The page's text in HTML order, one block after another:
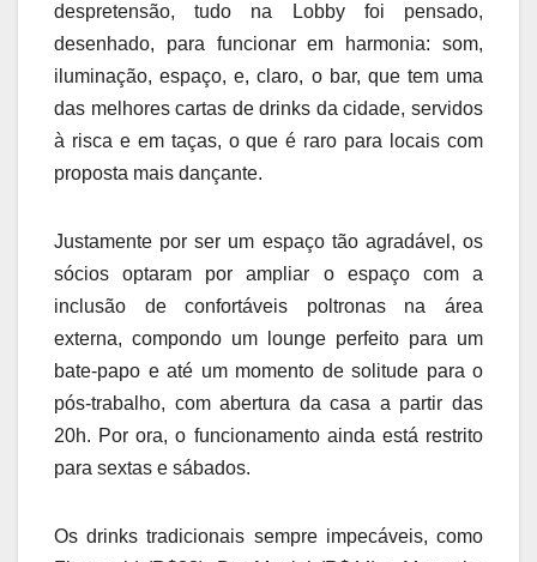
despretensão, tudo na Lobby foi pensado,
desenhado, para funcionar em harmonia: som,
iluminação, espaço, e, claro, o bar, que tem uma
das melhores cartas de drinks da cidade, servidos
à risca e em taças, o que é raro para locais com
proposta mais dançante.
Justamente por ser um espaço tão agradável, os
sócios optaram por ampliar o espaço com a
inclusão de confortáveis poltronas na área
externa, compondo um lounge perfeito para um
bate-papo e até um momento de solitude para o
pós-trabalho, com abertura da casa a partir das
20h. Por ora, o funcionamento ainda está restrito
para sextas e sábados.
Os drinks tradicionais sempre impecáveis, como